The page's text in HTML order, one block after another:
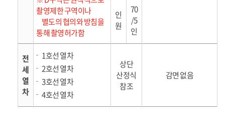
촬영제한 구역이나
별도의 협의와 방침을
통해 촬영허가함
인
원
70
/5
인
전
세
열
차
1호선 열차
2호선 열차
3호선 열차
4호선 열차
상단
산정식
참조
감면 없음